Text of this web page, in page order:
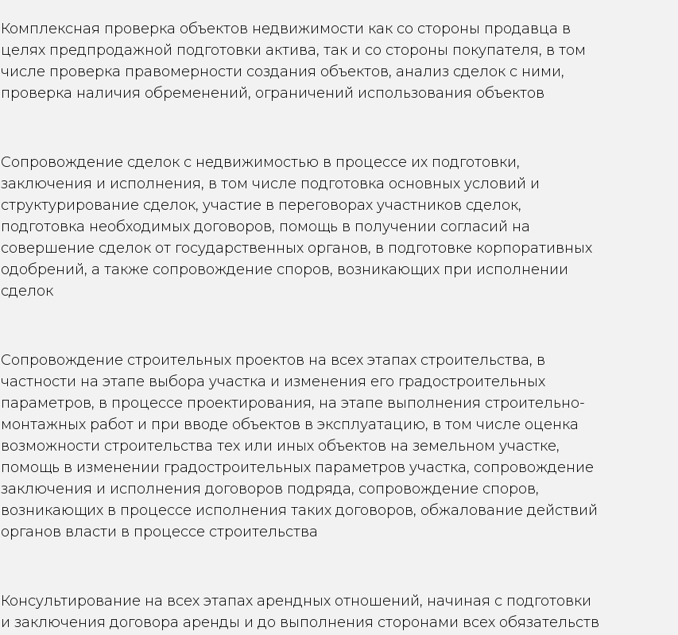
Комплексная проверка объектов недвижимости как со стороны продавца в
целях предпродажной подготовки актива, так и со стороны покупателя, в том
числе проверка правомерности создания объектов, анализ сделок с ними,
проверка наличия обременений, ограничений использования объектов
Сопровождение сделок с недвижимостью в процессе их подготовки,
заключения и исполнения, в том числе подготовка основных условий и
структурирование сделок, участие в переговорах участников сделок,
подготовка необходимых договоров, помощь в получении согласий на
совершение сделок от государственных органов, в подготовке корпоративных
одобрений, а также сопровождение споров, возникающих при исполнении
сделок
Сопровождение строительных проектов на всех этапах строительства, в
частности на этапе выбора участка и изменения его градостроительных
параметров, в процессе проектирования, на этапе выполнения строительно-
монтажных работ и при вводе объектов в эксплуатацию, в том числе оценка
возможности строительства тех или иных объектов на земельном участке,
помощь в изменении градостроительных параметров участка, сопровождение
заключения и исполнения договоров подряда, сопровождение споров,
возникающих в процессе исполнения таких договоров, обжалование действий
органов власти в процессе строительства
Консультирование на всех этапах арендных отношений, начиная с подготовки
и заключения договора аренды и до выполнения сторонами всех обязательств